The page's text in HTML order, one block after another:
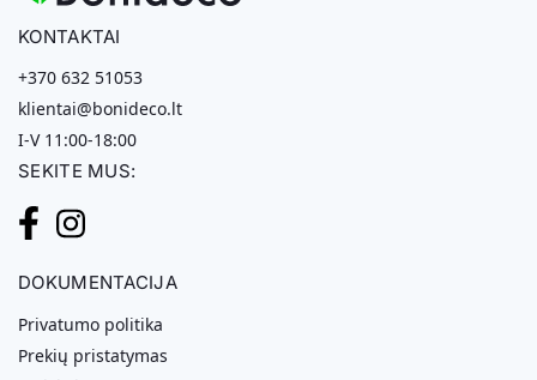
KONTAKTAI
+370 632 51053
klientai@bonideco.lt
I-V 11:00-18:00
SEKITE MUS:
DOKUMENTACIJA
Privatumo politika
Prekių pristatymas